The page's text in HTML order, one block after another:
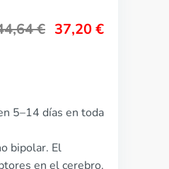
€ 37,20€
5–14 días en toda
bipolar. El
en el cerebro.